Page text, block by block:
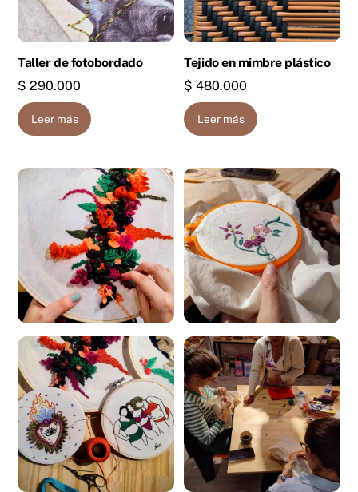
Taller de fotobordado
$ 290.000
Leer más
Tejido en mimbre plástico
$ 480.000
Leer más